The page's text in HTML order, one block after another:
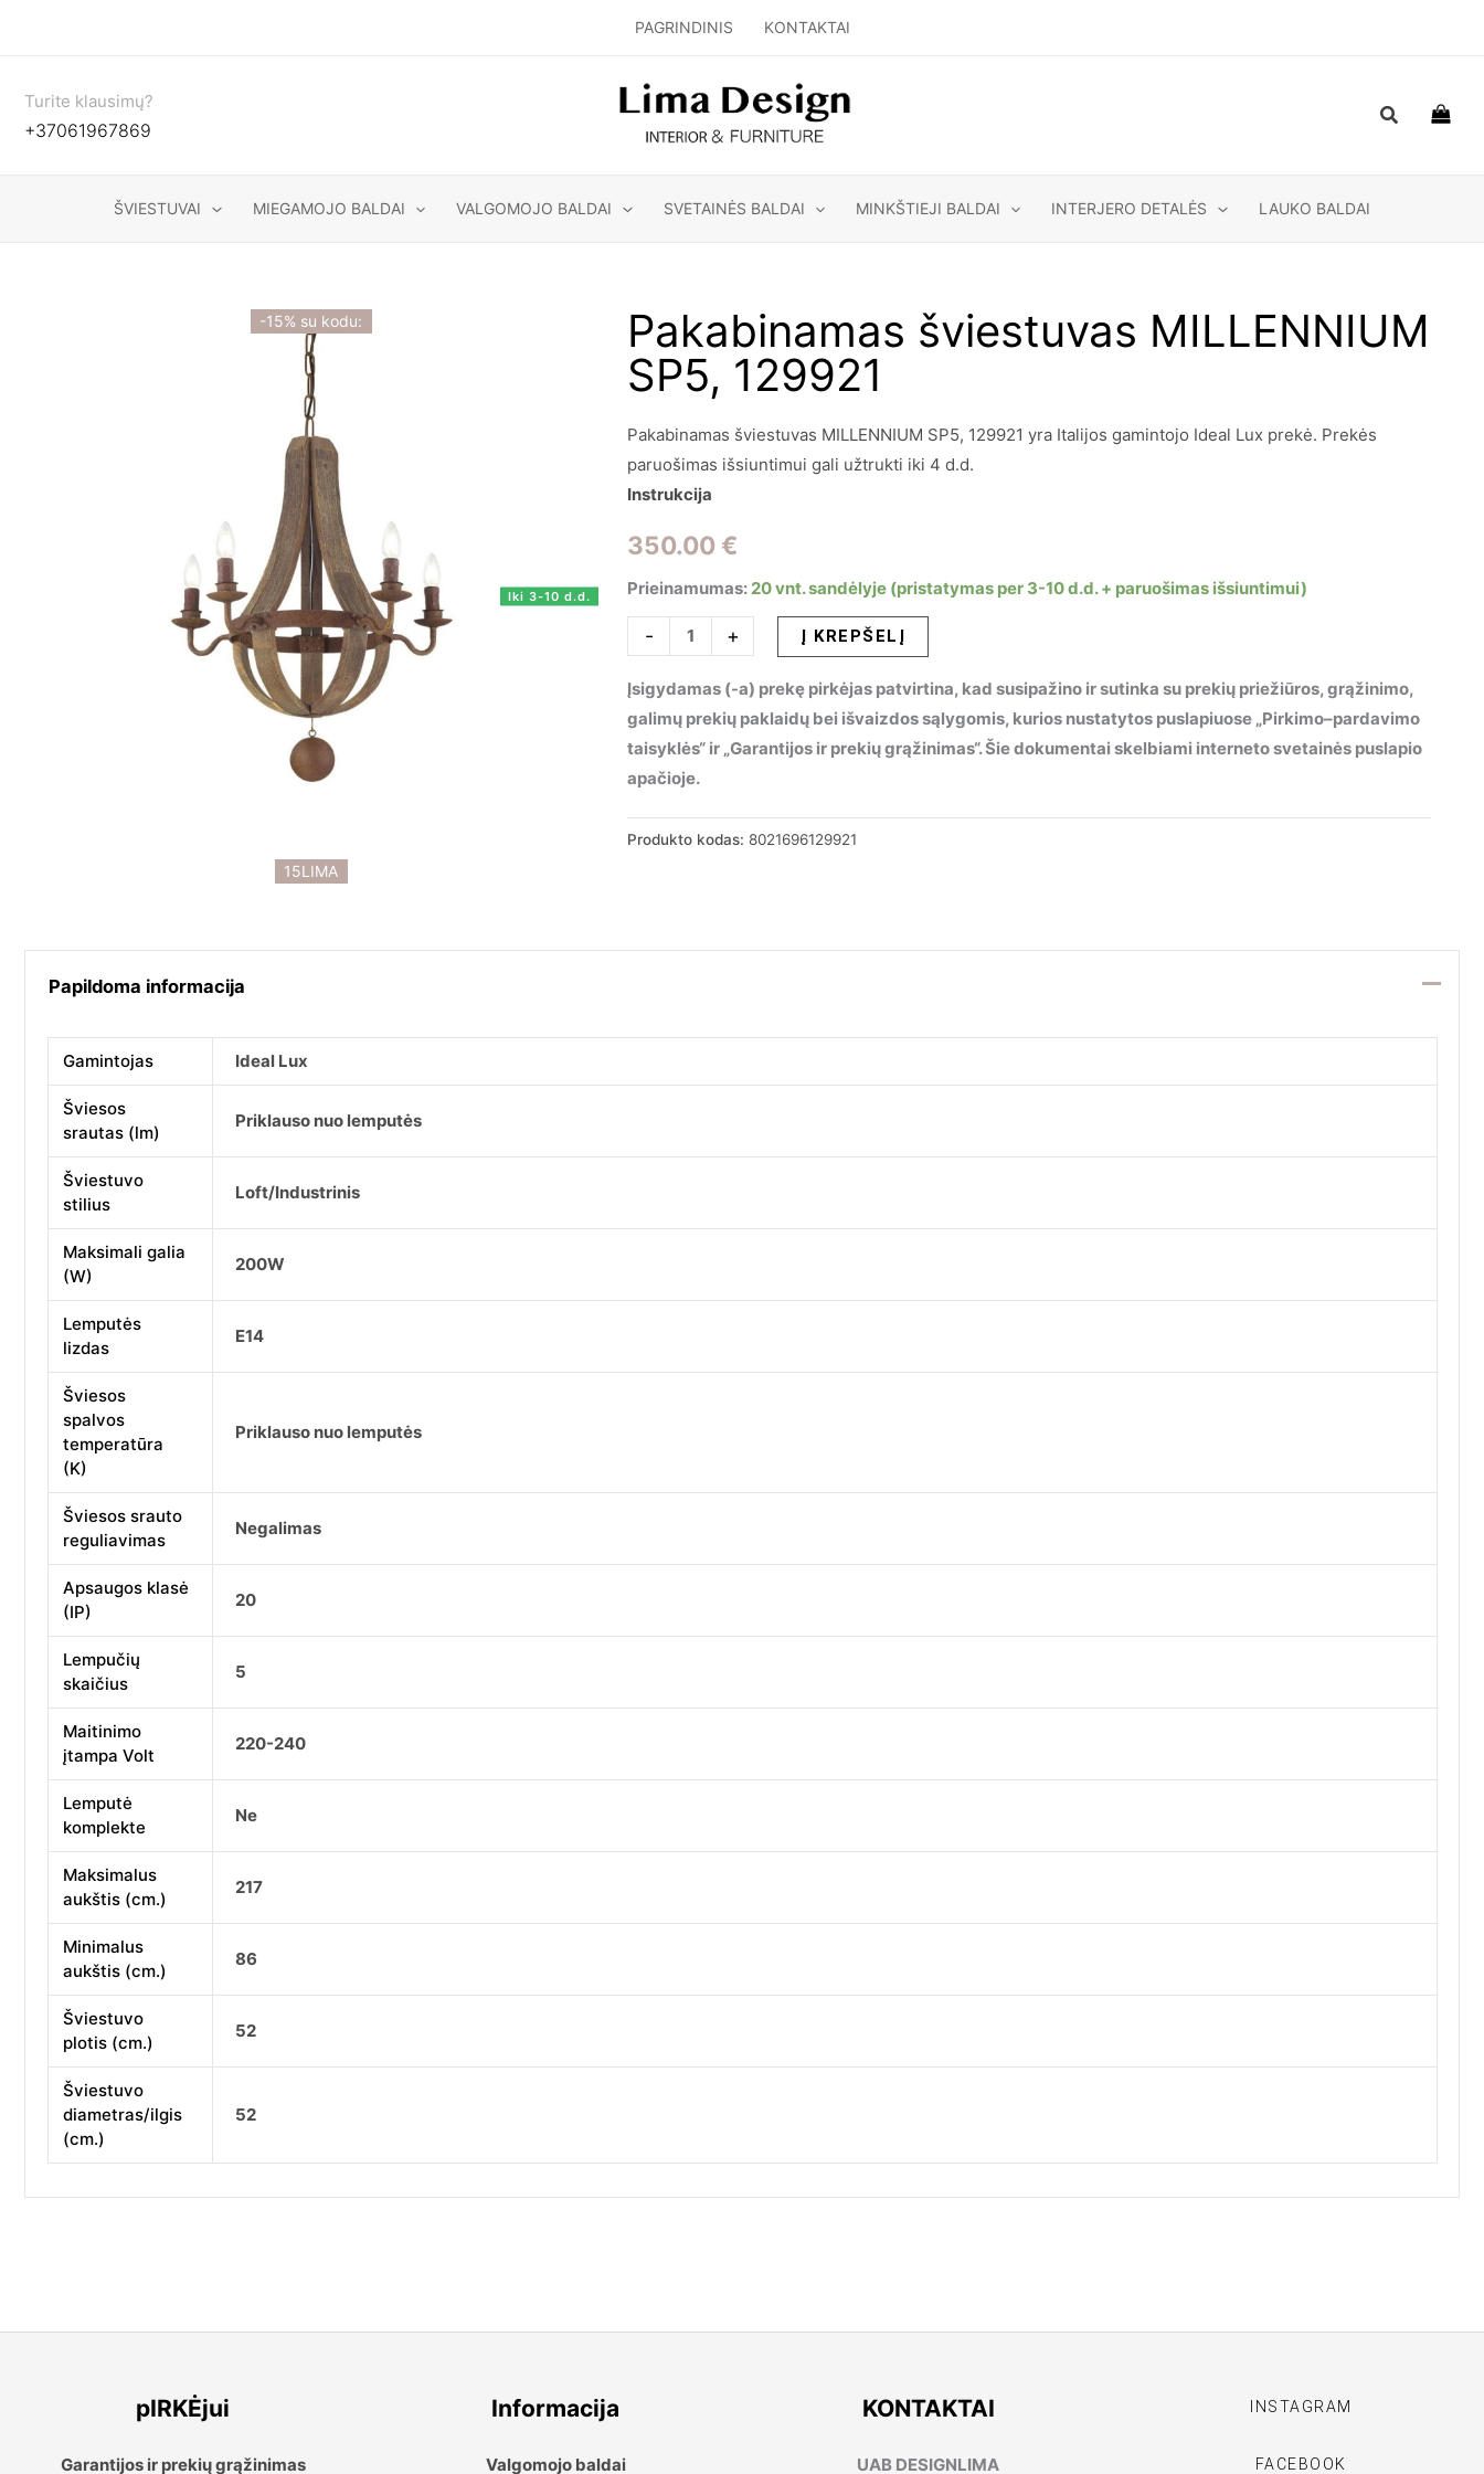
PAGRINDINIS KONTAKTAI
Turite klausimų?
+37061967869
Paieška
ŠVIESTUVAI MIEGAMOJO BALDAI VALGOMOJO BALDAI SVETAINĖS BALDAI MINKŠTIEJI BALDAI INTERJERO DETALĖS LAUKO BALDAI
15LIMA
-15% su kodu:
Iki 3-10 d.d.
Pakabinamas šviestuvas MILLENNIUM
SP5, 129921
Pakabinamas šviestuvas MILLENNIUM SP5, 129921 yra Italijos gamintojo Ideal Lux prekė. Prekės
paruošimas išsiuntimui gali užtrukti iki 4 d.d.
Instrukcija
350.00 €
Prieinamumas: 20 vnt. sandėlyje (pristatymas per 3-10 d.d. + paruošimas išsiuntimui)
-
produkto
kiekis:
Pakabinamas
šviestuvas
MILLENNIUM
SP5,
+ Į KREPŠELĮ
Įsigydamas (-a) prekę pirkėjas patvirtina, kad susipažino ir sutinka su prekių priežiūros, grąžinimo,
galimų prekių paklaidų bei išvaizdos sąlygomis, kurios nustatytos puslapiuose „Pirkimo–pardavimo
taisyklės“ ir „Garantijos ir prekių grąžinimas“. Šie dokumentai skelbiami interneto svetainės puslapio
apačioje.
Produkto kodas: 8021696129921
Papildoma informacija
Gamintojas Ideal Lux
Šviesos
srautas (lm)
Priklauso nuo lemputės
Šviestuvo
stilius
Loft/Industrinis
Maksimali galia
(W)
200W
Lemputės
lizdas
E14
Šviesos
spalvos
temperatūra
(K)
Priklauso nuo lemputės
Šviesos srauto
reguliavimas
Negalimas
Apsaugos klasė
(IP)
20
Lempučių
skaičius
5
Maitinimo
įtampa Volt
220-240
Lemputė
komplekte
Ne
Maksimalus
aukštis (cm.)
217
Minimalus
aukštis (cm.)
86
Šviestuvo
plotis (cm.)
52
Šviestuvo
diametras/ilgis
(cm.)
52
pIRKĖjui
Garantijos ir prekių grąžinimas
Informacija
Valgomojo baldai
KONTAKTAI
UAB DESIGNLIMA
INSTAGRAM
FACEBOOK